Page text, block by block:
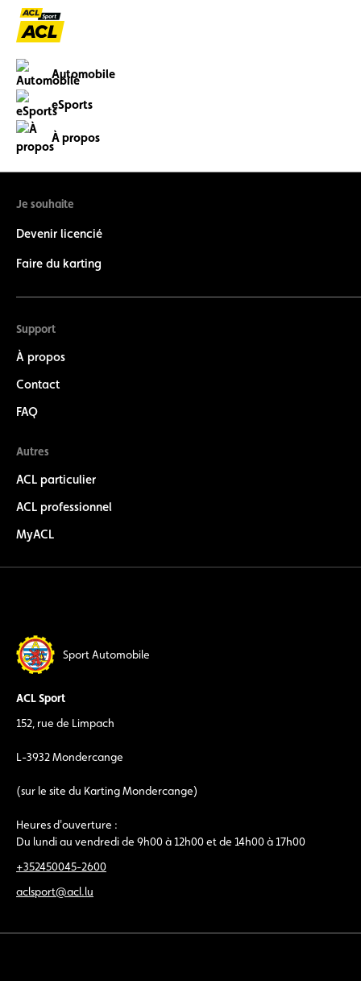
Automobile
eSports
À propos
Je souhaite
Devenir licencié
Faire du karting
Support
À propos
Contact
FAQ
Autres
ACL particulier
ACL professionnel
MyACL
Sport Automobile
ACL Sport
152, rue de Limpach
L-3932 Mondercange
(sur le site du Karting Mondercange)
Heures d'ouverture :
Du lundi au vendredi de 9h00 à 12h00 et de 14h00 à 17h00
+352450045-2600
aclsport@acl.lu